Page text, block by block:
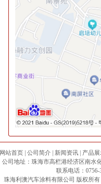
网站首页 公司简介 新闻资讯
产品
公司地址：珠海市高栏港经济区南水
联系电话：0756-
珠海利澳汽车涂料有限公司 版权所有